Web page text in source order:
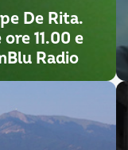
De Rita.
11.00 e
Radio